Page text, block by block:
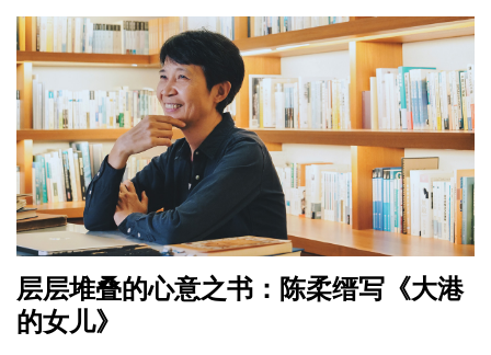
层层堆叠的心意之书：陈柔缙写《大港
的女儿》